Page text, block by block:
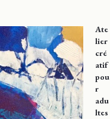
Ate
lier
cré
atif
pou
r
adu
ltes